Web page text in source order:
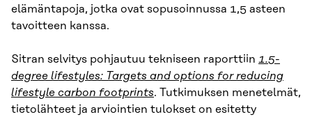
elämäntapoja, jotka ovat sopusoinnussa 1,5 asteen
tavoit­teen kanssa.
Sitran selvitys pohjautuu tekniseen raporttiin 1.5-
degree lifestyles: Targets and options for reducing
lifestyle carbon footprints. Tutkimuksen menetelmät,
tietolähteet ja arviointien tulokset on esitetty